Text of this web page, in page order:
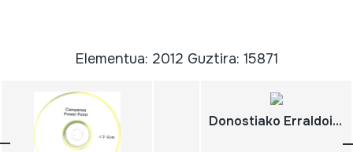
Elementua: 2012 Guztira: 15871
Donostiako Erraldoiak Manuel Beltran Inchusta 2006 Partituras, música y video